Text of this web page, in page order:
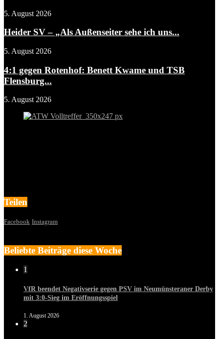
5. August 2026
Heider SV – „Als Außenseiter sehe ich uns...
5. August 2026
4:1 gegen Rotenhof: Benett Kwame und TSB
Flensburg...
5. August 2026
Teilen
Facebook Instagram
Beliebte Beiträge diese Woche
1
VfR beendet Negativserie gegen PSV im Neumünsteraner Derby
mit 3:0-Sieg im Eröffnungsspiel
1. August 2026
2